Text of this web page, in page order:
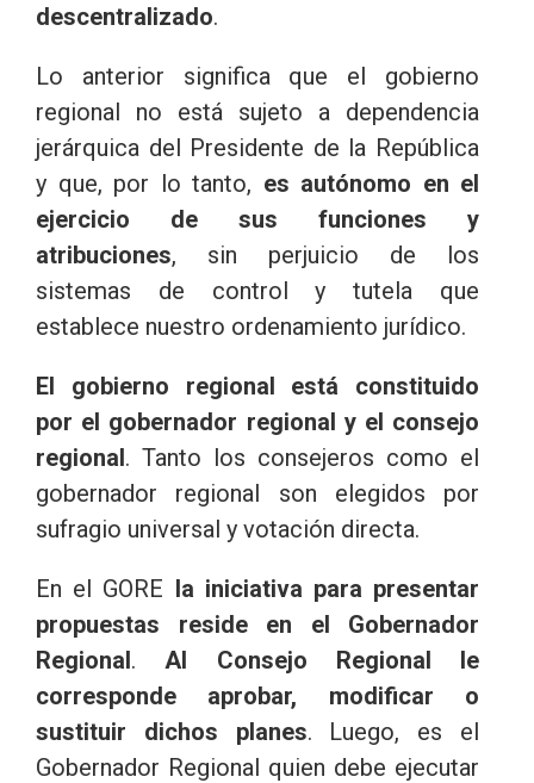
descentralizado.
Lo anterior significa que el gobierno
regional no está sujeto a dependencia
jerárquica del Presidente de la República
y que, por lo tanto, es autónomo en el
ejercicio de sus funciones y
atribuciones, sin perjuicio de los
sistemas de control y tutela que
establece nuestro ordenamiento jurídico.
El gobierno regional está constituido
por el gobernador regional y el consejo
regional. Tanto los consejeros como el
gobernador regional son elegidos por
sufragio universal y votación directa.
En el GORE la iniciativa para presentar
propuestas reside en el Gobernador
Regional. Al Consejo Regional le
corresponde aprobar, modificar o
sustituir dichos planes. Luego, es el
Gobernador Regional quien debe ejecutar